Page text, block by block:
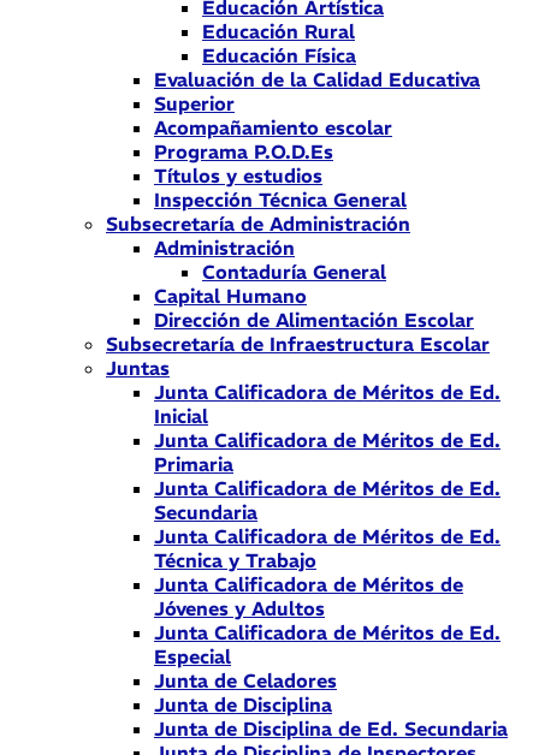
Educación Artística
Educación Rural
Educación Física
Evaluación de la Calidad Educativa
Superior
Acompañamiento escolar
Programa P.O.D.Es
Títulos y estudios
Inspección Técnica General
Subsecretaría de Administración
Administración
Contaduría General
Capital Humano
Dirección de Alimentación Escolar
Subsecretaría de Infraestructura Escolar
Juntas
Junta Calificadora de Méritos de Ed.
Inicial
Junta Calificadora de Méritos de Ed.
Primaria
Junta Calificadora de Méritos de Ed.
Secundaria
Junta Calificadora de Méritos de Ed.
Técnica y Trabajo
Junta Calificadora de Méritos de
Jóvenes y Adultos
Junta Calificadora de Méritos de Ed.
Especial
Junta de Celadores
Junta de Disciplina
Junta de Disciplina de Ed. Secundaria